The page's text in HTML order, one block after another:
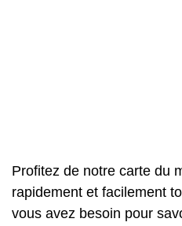
Profitez de notre carte du
rapidement et facilement
vous avez besoin pour